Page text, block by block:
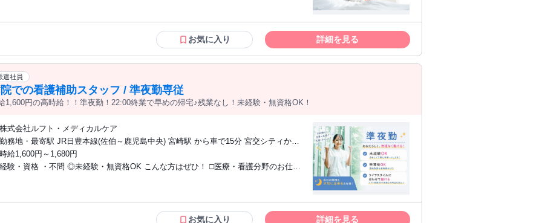
お気に入り 詳細を見る
遣社員
での看護補助スタッフ / 準夜勤専従
1,600円の高時給！！準夜勤！22:00終業で早めの帰宅♪残業なし！未経験・無資格OK！
株式会社ルフト・メディカルケア
勤務地・最寄駅 JR日豊本線(佐伯～鹿児島中央) 宮崎駅 から車で15分 宮交シティから
バスで 40分 ☆車・バイク・自転車通勤可能
時給1,600円～1,680円
経験・資格 ・不問 ◎未経験・無資格OK こんな方はぜひ！ □医療・看護分野のお仕事
お気に入り 詳細を見る